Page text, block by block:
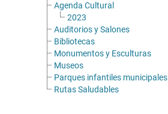
Agenda Cultural
2023
Auditorios y Salones
Bibliotecas
Monumentos y Esculturas
Museos
Parques infantiles municipales
Rutas Saludables